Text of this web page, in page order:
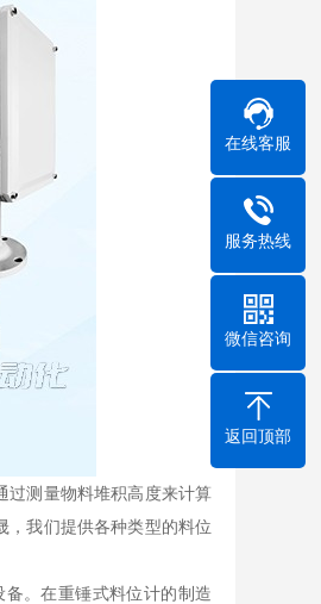
过测量物料堆积高度来计算
，我们提供各种类型的料位
。在重锤式料位计的制造
在线客服
服务热线
微信咨询
返回顶部